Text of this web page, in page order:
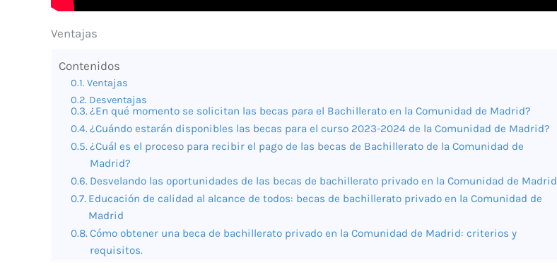
Ventajas
Contenidos
Ventajas
Desventajas
¿En qué momento se solicitan las becas para el Bachillerato en la Comunidad de Madrid?
¿Cuándo estarán disponibles las becas para el curso 2023-2024 de la Comunidad de Madrid?
¿Cuál es el proceso para recibir el pago de las becas de Bachillerato de la Comunidad de
Madrid?
Desvelando las oportunidades de las becas de bachillerato privado en la Comunidad de Madrid
Educación de calidad al alcance de todos: becas de bachillerato privado en la Comunidad de
Madrid
Cómo obtener una beca de bachillerato privado en la Comunidad de Madrid: criterios y
requisitos.